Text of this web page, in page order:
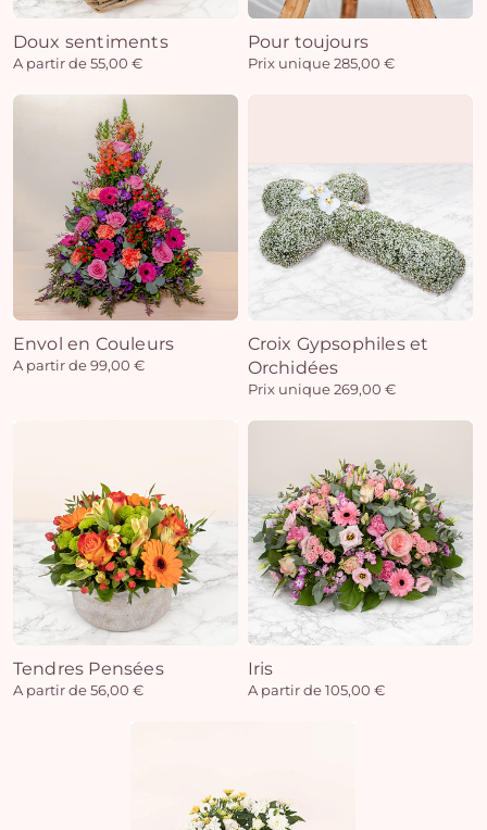
Doux sentiments
A partir de 55,00 €
Pour toujours
Prix unique 285,00 €
Envol en Couleurs
A partir de 99,00 €
Croix Gypsophiles et
Orchidées
Prix unique 269,00 €
Tendres Pensées
A partir de 56,00 €
Iris
A partir de 105,00 €